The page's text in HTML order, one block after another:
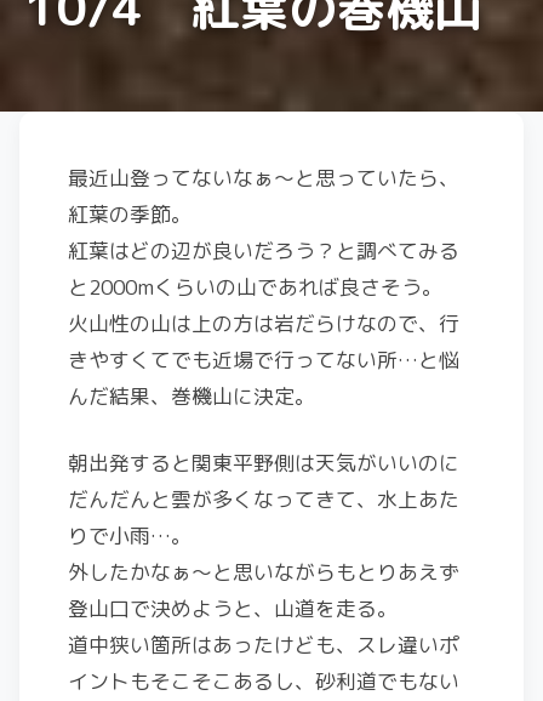
最近山登ってないなぁ～と思っていたら、
紅葉の季節。
紅葉はどの辺が良いだろう？と調べてみる
と2000mくらいの山であれば良さそう。
火山性の山は上の方は岩だらけなので、行
きやすくてでも近場で行ってない所…と悩
んだ結果、巻機山に決定。
朝出発すると関東平野側は天気がいいのに
だんだんと雲が多くなってきて、水上あた
りで小雨…。
外したかなぁ～と思いながらもとりあえず
登山口で決めようと、山道を走る。
道中狭い箇所はあったけども、スレ違いポ
イントもそこそこあるし、砂利道でもない